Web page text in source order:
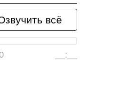
всё
__:__